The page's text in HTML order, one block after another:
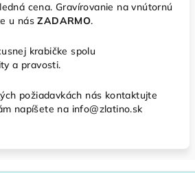
cena. Gravírovanie na vnútornú
u násZADARMO.
krabičke spolu
a pravosti.
požiadavkách nás kontaktujte
napíšete na info@zlatino.sk